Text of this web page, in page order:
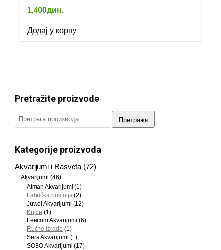
1,400дин.
Додај у корпу
Pretražite proizvode
Претражи
Kategorije proizvoda
Akvarijumi i Rasveta (72)
Akvarijumi (46)
Atman Akvarijumi (1)
Fabrička postolja (2)
Juwel Akvarijumi (12)
Kugle (1)
Leecom Akvarijumi (6)
Ručne izrade (1)
Sera Akvarijumi (1)
SOBO Akvarijumi (17)